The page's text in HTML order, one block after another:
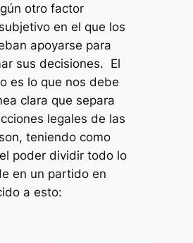
otro factor
en el que los
apoyarse para
sus decisiones. El
es lo que nos debe
clara que separa
legales de las
teniendo como
poder dividir todo lo
en un partido en
a esto: